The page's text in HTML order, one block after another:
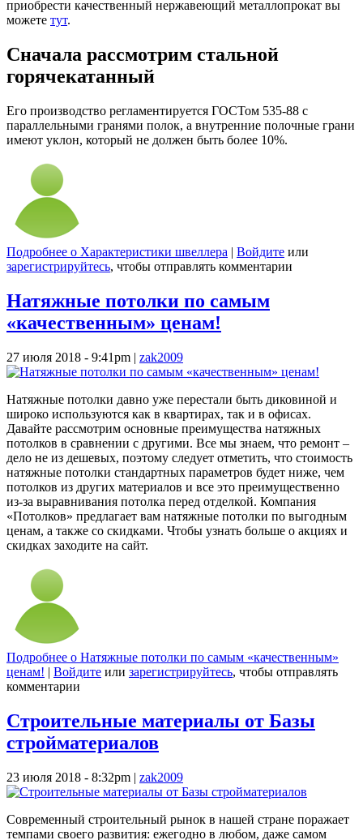
приобрести качественный нержавеющий металлопрокат вы
можете тут.
Сначала рассмотрим стальной
горячекатанный
Его производство регламентируется ГОСТом 535-88 с
параллельными гранями полок, а внутренние полочные грани
имеют уклон, который не должен быть более 10%.
Подробнее о Характеристики швеллера | Войдите или
зарегистрируйтесь, чтобы отправлять комментарии
Натяжные потолки по самым
«качественным» ценам!
27 июля 2018 - 9:41pm | zak2009
Натяжные потолки давно уже перестали быть диковиной и
широко используются как в квартирах, так и в офисах.
Давайте рассмотрим основные преимущества натяжных
потолков в сравнении с другими. Все мы знаем, что ремонт –
дело не из дешевых, поэтому следует отметить, что стоимость
натяжные потолки стандартных параметров будет ниже, чем
потолков из других материалов и все это преимущественно
из-за выравнивания потолка перед отделкой. Компания
«Потолков» предлагает вам натяжные потолки по выгодным
ценам, а также со скидками. Чтобы узнать больше о акциях и
скидках заходите на сайт.
Подробнее о Натяжные потолки по самым «качественным»
ценам! | Войдите или зарегистрируйтесь, чтобы отправлять
комментарии
Строительные материалы от Базы
стройматериалов
23 июля 2018 - 8:32pm | zak2009
Современный строительный рынок в нашей стране поражает
темпами своего развития: ежегодно в любом, даже самом